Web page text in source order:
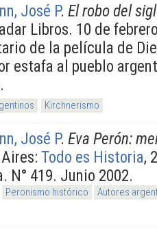
José P. El robo del
Libros. 10 de
de la película de
estafa al pueblo
Kirchnerismo
José P. Eva Perón:
Todo es Historia,
N° 419. Junio 2002.
Peronismo histórico
Autores